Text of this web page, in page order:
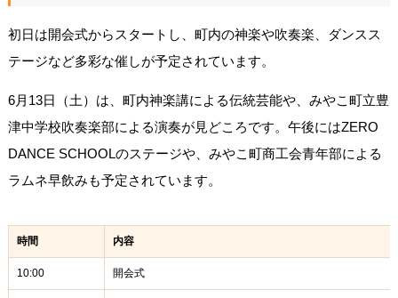
初日は開会式からスタートし、町内の神楽や吹奏楽、ダンスス
テージなど多彩な催しが予定されています。
6月13日（土）は、町内神楽講による伝統芸能や、みやこ町立豊
津中学校吹奏楽部による演奏が見どころです。午後にはZERO
DANCE SCHOOLのステージや、みやこ町商工会青年部による
ラムネ早飲みも予定されています。
時間 内容
10:00 開会式